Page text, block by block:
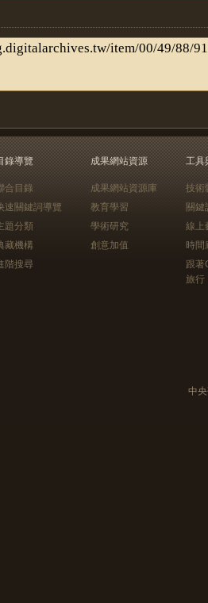
錄導覽
合目錄
速關鍵詞導覽
題分類
藏機構
階搜尋
成果網站資源
成果網站資源庫
教育學習
學術研究
創意加值
工具
技術
關鍵
線上
時間
跟
旅行
中